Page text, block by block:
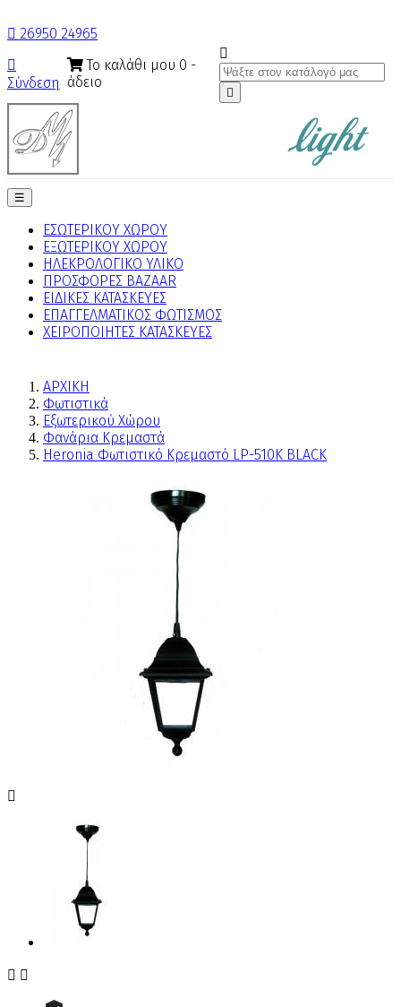
 26950 24965

Σύνδεση
Το καλάθι μου 0 -
άδειο


Toggle
navigation
☰
ΕΣΩΤΕΡΙΚΟΥ ΧΩΡΟΥ
ΕΞΩΤΕΡΙΚΟΥ ΧΩΡΟΥ
ΗΛΕΚΡΟΛΟΓΙΚΟ ΥΛΙΚΟ
ΠΡΟΣΦΟΡΕΣ BAZAAR
ΕΙΔΙΚΕΣ ΚΑΤΑΣΚΕΥΕΣ
ΕΠΑΓΓΕΛΜΑΤΙΚΟΣ ΦΩΤΙΣΜΟΣ
ΧΕΙΡΟΠΟΙΗΤΕΣ ΚΑΤΑΣΚΕΥΕΣ
ΑΡΧΙΚΗ
Φωτιστικά
Εξωτερικού Χώρου
Φανάρια Κρεμαστά
Heronia Φωτιστικό Κρεμαστό LP-510K BLACK

 